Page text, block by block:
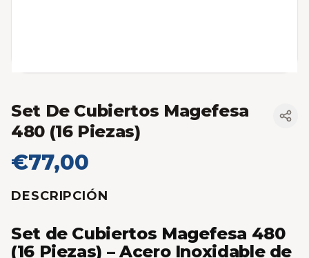
Set De Cubiertos Magefesa
480 (16 Piezas)
€77,00
DESCRIPCIÓN
Set de Cubiertos Magefesa 480
(16 Piezas) – Acero Inoxidable de